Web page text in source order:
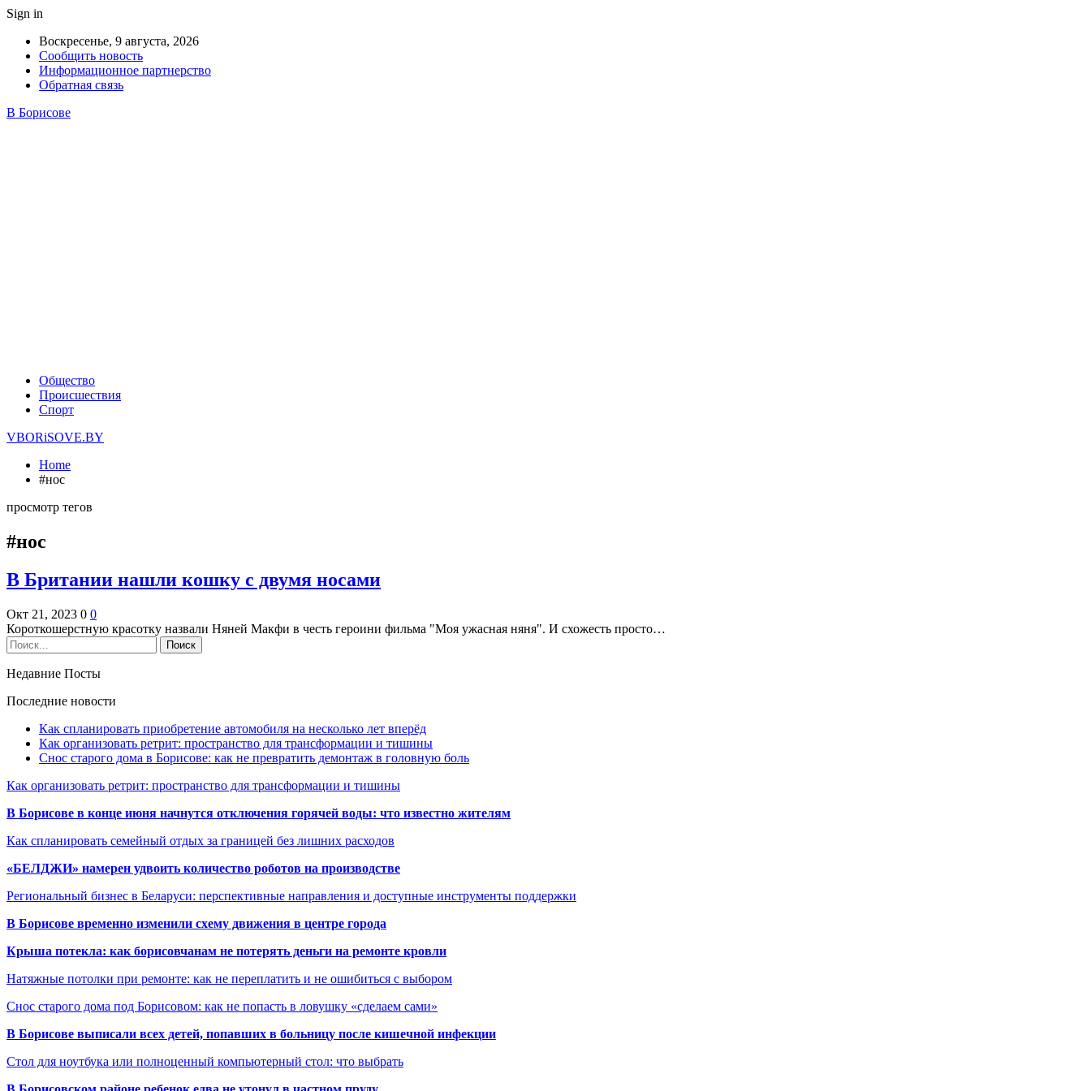
Sign in
Воскресенье, 9 августа, 2026
Сообщить новость
Информационное партнерство
Обратная связь
В Борисове
Общество
Происшествия
Спорт
VBORiSOVE.BY
Home
#нос
просмотр тегов
#нос
В Британии нашли кошку с двумя носами
Окт 21, 2023 0 0
Короткошерстную красотку назвали Няней Макфи в честь героини фильма "Моя ужасная няня". И схожесть просто…
Недавние Посты
Последние новости
Как спланировать приобретение автомобиля на несколько лет вперёд
Как организовать ретрит: пространство для трансформации и тишины
Снос старого дома в Борисове: как не превратить демонтаж в головную боль
Как организовать ретрит: пространство для трансформации и тишины
В Борисове в конце июня начнутся отключения горячей воды: что известно жителям
Как спланировать семейный отдых за границей без лишних расходов
«БЕЛДЖИ» намерен удвоить количество роботов на производстве
Региональный бизнес в Беларуси: перспективные направления и доступные инструменты поддержки
В Борисове временно изменили схему движения в центре города
Крыша потекла: как борисовчанам не потерять деньги на ремонте кровли
Натяжные потолки при ремонте: как не переплатить и не ошибиться с выбором
Снос старого дома под Борисовом: как не попасть в ловушку «сделаем сами»
В Борисове выписали всех детей, попавших в больницу после кишечной инфекции
Стол для ноутбука или полноценный компьютерный стол: что выбрать